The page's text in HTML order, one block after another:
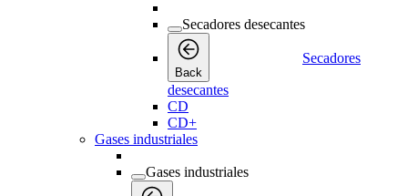
Secadores desecantes
Back
Secadores
desecantes
CD
CD+
Gases industriales
Gases industriales